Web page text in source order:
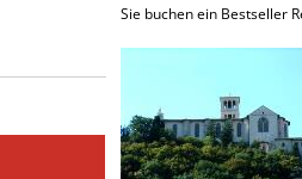
Sie buchen ein Bestseller